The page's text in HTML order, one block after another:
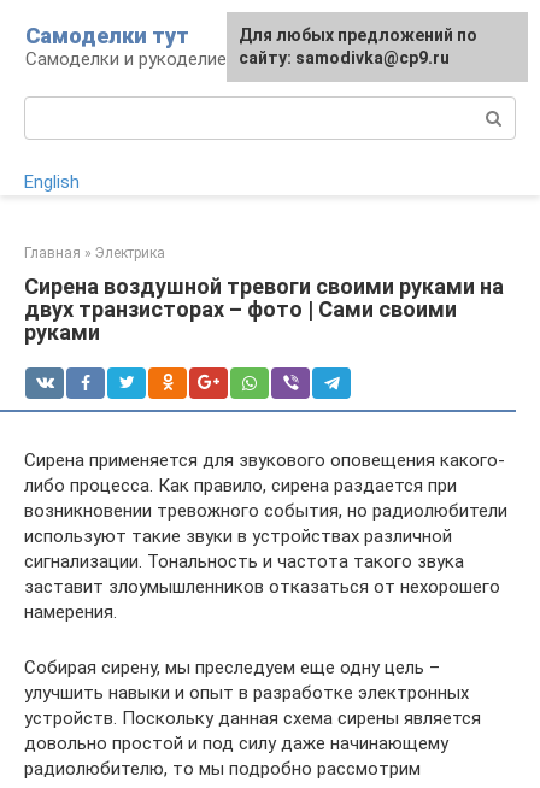
контенту
Самоделки тут
Самоделки и рукоделие для дома и участка
English
Главная » Электрика
Сирена воздушной тревоги своими руками на
двух транзисторах – фото | Сами своими
руками
Сирена применяется для звукового оповещения какого-
либо процесса. Как правило, сирена раздается при
возникновении тревожного события, но радиолюбители
используют такие звуки в устройствах различной
сигнализации. Тональность и частота такого звука
заставит злоумышленников отказаться от нехорошего
намерения.
Собирая сирену, мы преследуем еще одну цель –
улучшить навыки и опыт в разработке электронных
устройств. Поскольку данная схема сирены является
довольно простой и под силу даже начинающему
радиолюбителю, то мы подробно рассмотрим
Для любых предложений по
сайту: samodivka@cp9.ru